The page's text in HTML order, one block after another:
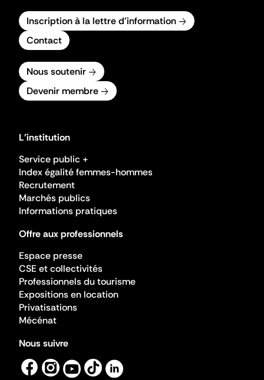
Inscription à la lettre d'information
Contact
Nous soutenir
Devenir membre
L'institution
Service public +
Index égalité femmes-hommes
Recrutement
Marchés publics
Informations pratiques
Offre aux professionnels
Espace presse
CSE et collectivités
Professionnels du tourisme
Expositions en location
Privatisations
Mécénat
Nous suivre